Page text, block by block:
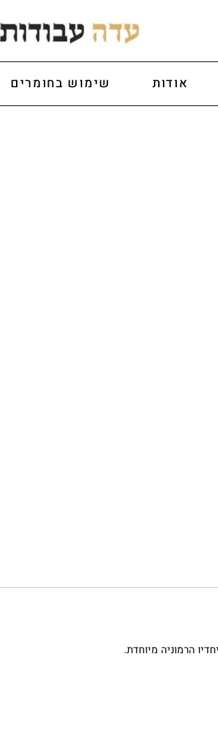
אודות שימוש בחומרים
הרמוניה מיוחדת.